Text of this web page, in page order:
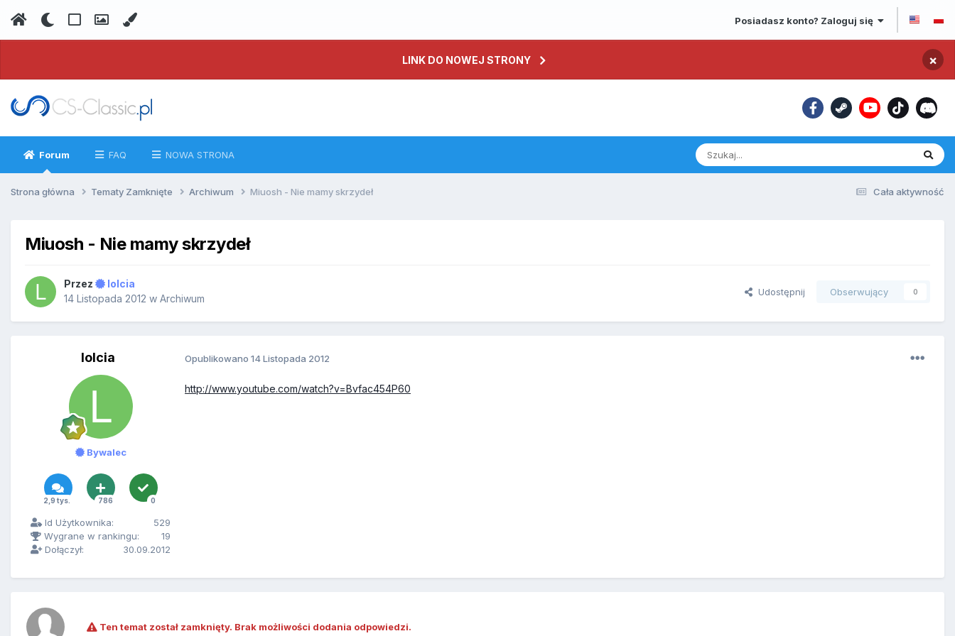
Posiadasz konto? Zaloguj się
LINK DO NOWEJ STRONY ×
Forum FAQ NOWA STRONA
Cała aktywność
Strona główna Tematy Zamknięte Archiwum Miuosh - Nie mamy skrzydeł
Miuosh - Nie mamy skrzydeł
Przez
lolcia
14 Listopada 2012 w Archiwum
Udostępnij Obserwujący 0
lolcia
Bywalec
2,9 tys. 786 0
Id Użytkownika:
529
Wygrane w rankingu:
19
Dołączył:
30.09.2012
Opublikowano 14 Listopada 2012
http://www.youtube.com/watch?v=Bvfac454P60
Ten temat został zamknięty. Brak możliwości dodania odpowiedzi.